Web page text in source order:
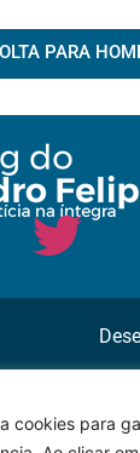
cookies para
PARA